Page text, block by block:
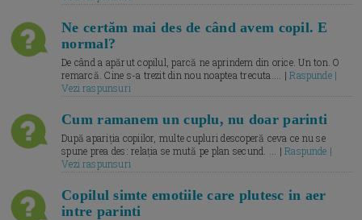
Ne certăm mai des de când avem copil. E
normal?
De când a apărut copilul, parcă ne aprindem din orice. Un ton. O
remarcă. Cine s-a trezit din nou noaptea trecuta.... |Raspunde |
Vezi raspunsuri
Cum ramanem un cuplu, nu doar parinti
După apariția copiilor, multe cupluri descoperă ceva ce nu se
spune prea des: relația se mută pe plan secund. ... |Raspunde |
Vezi raspunsuri
Copilul simte emotiile care plutesc in aer
intre parinti